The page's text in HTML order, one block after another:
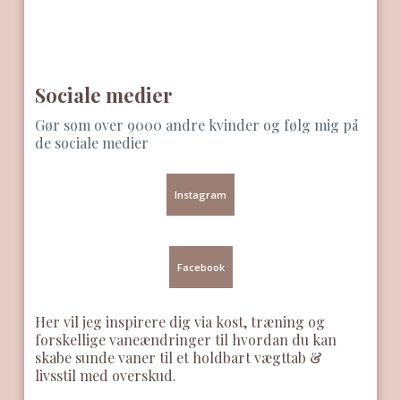
Sociale medier​
Gør som over 9000 andre kvinder og følg mig på
de sociale medier
Instagram
Facebook
Her vil jeg inspirere dig via kost, træning og
forskellige vaneændringer til hvordan du kan
skabe sunde vaner til et holdbart vægttab &
livsstil med overskud.